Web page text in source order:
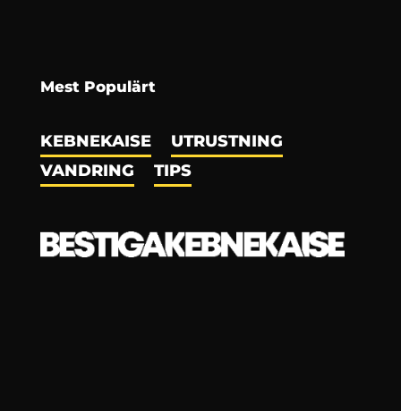
Mest Populärt
KEBNEKAISE
UTRUSTNING
VANDRING
TIPS